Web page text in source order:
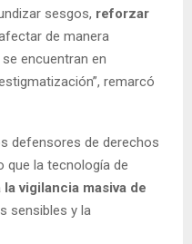
sesgos, reforzar
de manera
encuentran en
remarcó
defensores de derechos
que la tecnología de
vigilancia masiva de
sensibles y la